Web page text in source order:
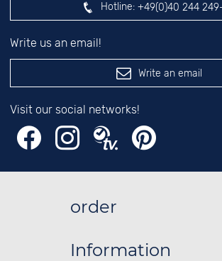
Hotline: +49(0)40 244
Write us an email!
Write an email
Visit our social networks!
order
Information